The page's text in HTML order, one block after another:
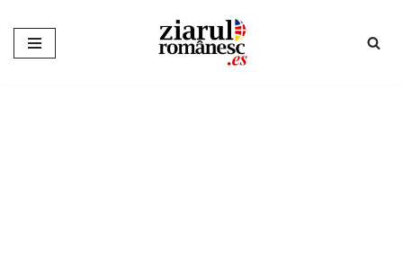
Sari